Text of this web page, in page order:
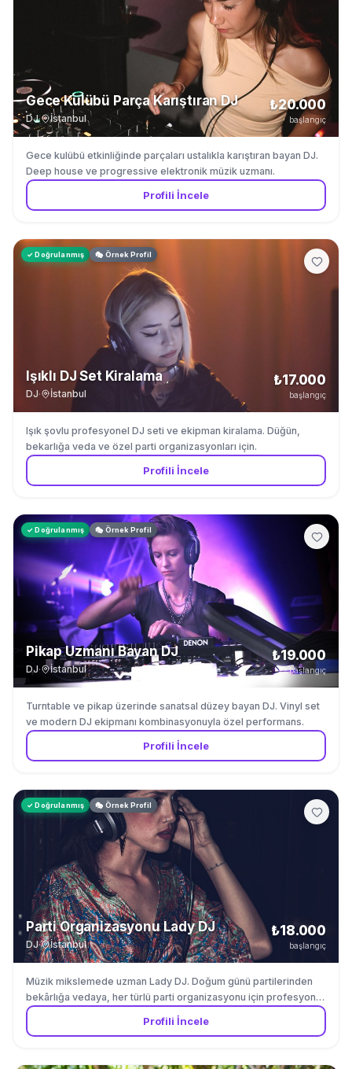
Gece Kulübü Parça Karıştıran DJ
DJ· İstanbul
₺20.000
başlangıç
Gece kulübü etkinliğinde parçaları ustalıkla karıştıran bayan DJ.
Deep house ve progressive elektronik müzik uzmanı.
Profili İncele
✓ Doğrulanmış 🎭 Örnek Profil
Işıklı DJ Set Kiralama
DJ· İstanbul
₺17.000
başlangıç
Işık şovlu profesyonel DJ seti ve ekipman kiralama. Düğün,
bekarlığa veda ve özel parti organizasyonları için.
Profili İncele
✓ Doğrulanmış 🎭 Örnek Profil
Pikap Uzmanı Bayan DJ
DJ· İstanbul
₺19.000
başlangıç
Turntable ve pikap üzerinde sanatsal düzey bayan DJ. Vinyl set
ve modern DJ ekipmanı kombinasyonuyla özel performans.
Profili İncele
✓ Doğrulanmış 🎭 Örnek Profil
Parti Organizasyonu Lady DJ
DJ· İstanbul
₺18.000
başlangıç
Müzik mikslemede uzman Lady DJ. Doğum günü partilerinden
bekârlığa vedaya, her türlü parti organizasyonu için profesyonel
DJ hizmeti.
Profili İncele